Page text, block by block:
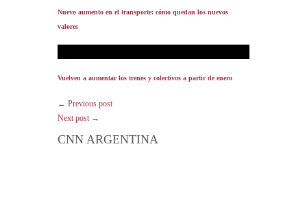
Nuevo aumento en el transporte: cómo quedan los nuevos
valores
Vuelven a aumentar los trenes y colectivos a partir de enero
← Previous post
Next post →
CNN ARGENTINA